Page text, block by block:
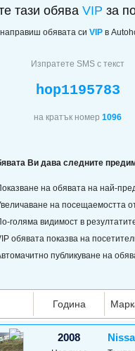
тази обява VIP за
обявата си VIP в
Изпратете SMS с текст
hop1195783
на кратък номер 1096
Ви дава следните
на обявата на най-
на посещаемостта
голяма видимост в
обявата показва на
публикуване на
Година
2008